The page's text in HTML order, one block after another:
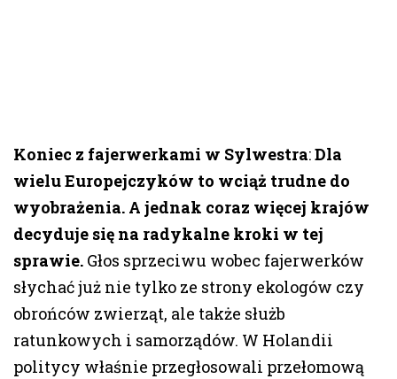
Koniec z fajerwerkami w Sylwestra:Dla
wielu Europejczyków to wciąż trudne do
wyobrażenia. A jednak coraz więcej krajów
decyduje się na radykalne kroki w tej
sprawie. Głos sprzeciwu wobec fajerwerków
słychać już nie tylko ze strony ekologów czy
obrońców zwierząt, ale także służb
ratunkowych i samorządów. W Holandii
politycy właśnie przegłosowali przełomową